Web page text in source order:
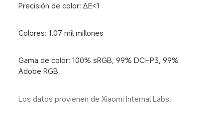
Precisión de color: ∆E<1
Colores: 1.07 mil millones
Gama de color: 100% sRGB, 99% DCI-P3, 99%
Adobe RGB
Los datos provienen de Xiaomi Internal Labs.